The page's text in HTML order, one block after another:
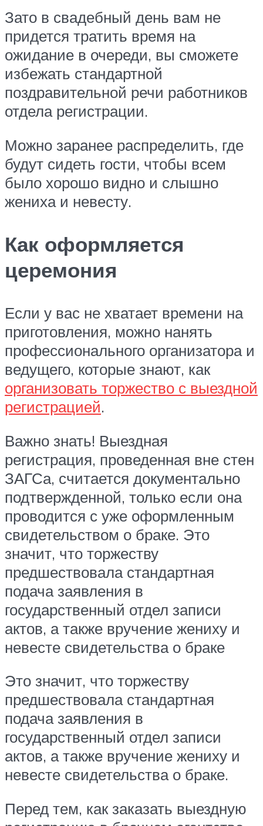
Зато в свадебный день вам не
придется тратить время на
ожидание в очереди, вы сможете
избежать стандартной
поздравительной речи работников
отдела регистрации.
Можно заранее распределить, где
будут сидеть гости, чтобы всем
было хорошо видно и слышно
жениха и невесту.
Как оформляется
церемония
Если у вас не хватает времени на
приготовления, можно нанять
профессионального организатора и
ведущего, которые знают, как
организовать торжество с выездной
регистрацией.
Важно знать! Выездная
регистрация, проведенная вне стен
ЗАГСа, считается документально
подтвержденной, только если она
проводится с уже оформленным
свидетельством о браке. Это
значит, что торжеству
предшествовала стандартная
подача заявления в
государственный отдел записи
актов, а также вручение жениху и
невесте свидетельства о браке
Это значит, что торжеству
предшествовала стандартная
подача заявления в
государственный отдел записи
актов, а также вручение жениху и
невесте свидетельства о браке.
Перед тем, как заказать выездную